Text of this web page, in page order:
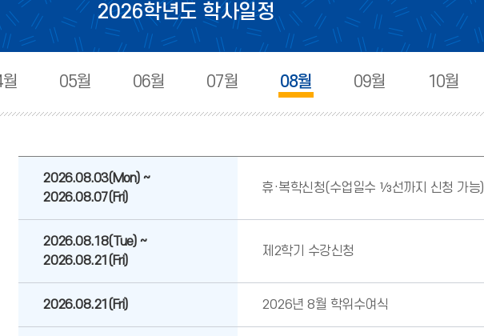
2026학년도 학사일정
05월 06월 07월 08월 09월 10월
2026.08.03(Mon) ~
2026.08.07(Fri)
휴·복학신청(수업일수 ⅓선까지 신청 가능)
2026.08.18(Tue) ~
2026.08.21(Fri)
제2학기 수강신청
2026.08.21(Fri) 2026년 8월 학위수여식